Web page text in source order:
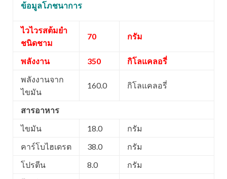
ข้อมูลโภชนาการ
ไวไวรสต้มยำ
ชนิดชาม
70 กรัม
พลังงาน 350
กิโลแคลอรี่
พลังงานจาก
ไขมัน
160.0 กิโลแคลอรี่
สารอาหาร
ไขมัน
18.0
กรัม
คาร์โบไฮเดรต
38.0
กรัม
โปรตีน
8.0
กรัม